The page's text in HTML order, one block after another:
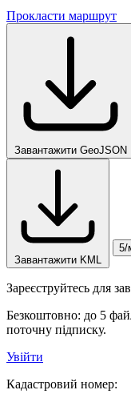
Прокласти маршрут
Завантажити GeoJSON
Завантажити KML
5/
Зареєструйтесь для
Безкоштовно: до 5
поточну підписку.
Увійти
Кадастровий номер: